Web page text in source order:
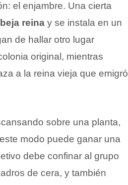
el enjambre. Una cierta
reina y se instala en un
de hallar otro lugar
original, mientras
a la reina vieja que emigró
sobre una planta,
modo puede ganar una
debe confinar al grupo
de cera, y también